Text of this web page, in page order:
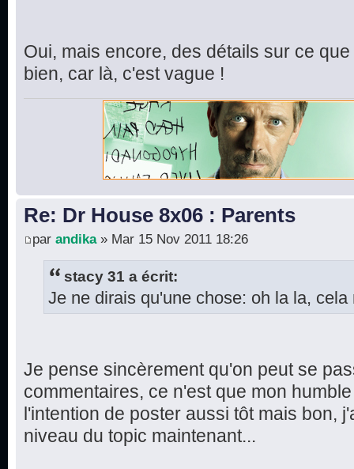
Oui, mais encore, des détails sur ce
bien, car là, c'est vague !
Re: Dr House 8x06 : Parents
par andika» Mar 15 Nov 2011 18:26
stacy 31 a écrit:
Je ne dirais qu'une chose: oh la la,
Je pense sincèrement qu'on peut se
commentaires, ce n'est que mon
l'intention de poster aussi tôt mais bon,
niveau du topic maintenant...